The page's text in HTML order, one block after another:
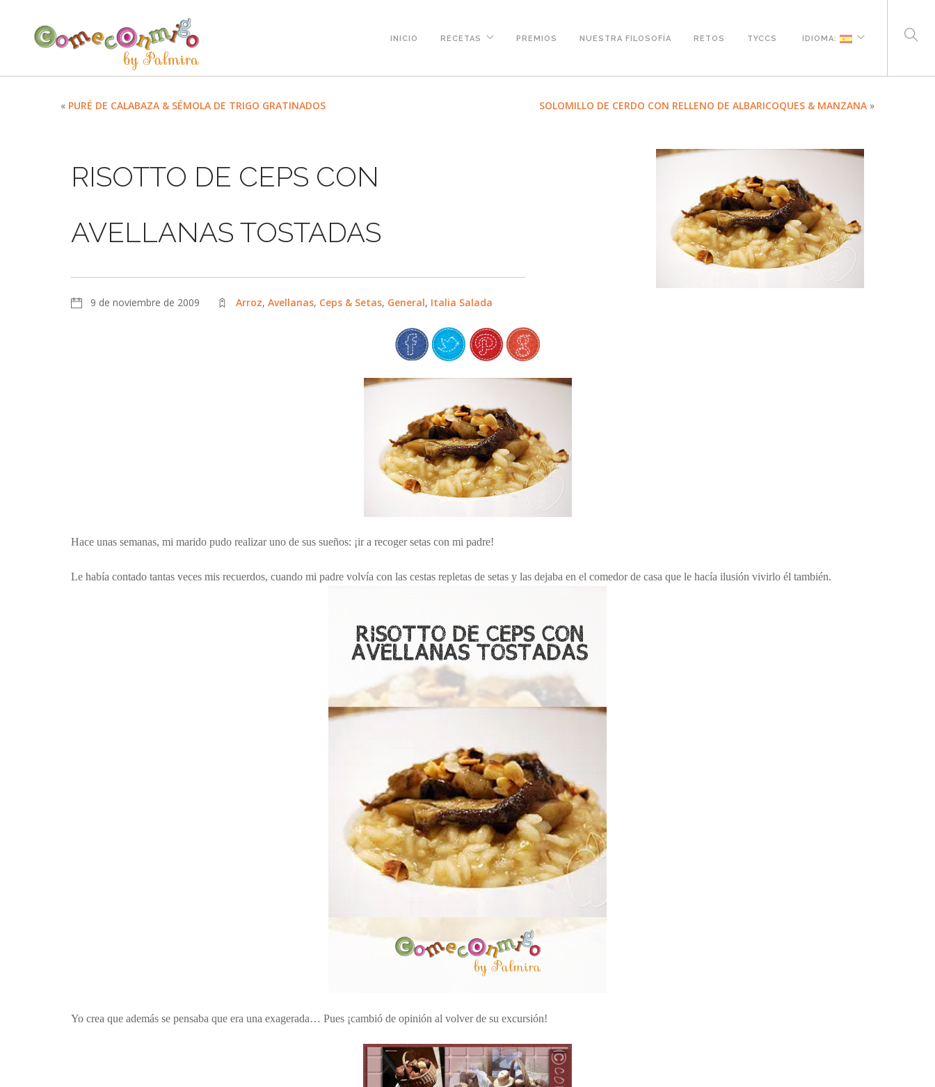
INICIO RECETAS PREMIOS NUESTRA FILOSOFÍA RETOS TYCCS IDIOMA:
« PURÉ DE CALABAZA & SÉMOLA DE TRIGO GRATINADOS SOLOMILLO DE CERDO CON RELLENO DE ALBARICOQUES & MANZANA »
RISOTTO DE CEPS CON
AVELLANAS TOSTADAS
9 de noviembre de 2009 Arroz, Avellanas, Ceps & Setas, General, Italia Salada
Hace unas semanas, mi marido pudo realizar uno de sus sueños: ¡ir a recoger setas con mi padre!
Le había contado tantas veces mis recuerdos, cuando mi padre volvía con las cestas repletas de setas y las dejaba en el comedor de casa que le hacía ilusión vivirlo él también.
Yo crea que además se pensaba que era una exagerada… Pues ¡cambió de opinión al volver de su excursión!